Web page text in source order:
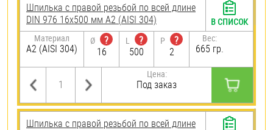
Шпилька с правой резьбой по всей длине
DIN 976 16х500 мм А2 (AISI 304)
Материал
А2 (AISI 304)
Ø
?
16
L
?
500
P
?
2
Вес:
665 гр.
Цена:
Под заказ
В СПИСОК
Шпилька с правой резьбой по всей длине